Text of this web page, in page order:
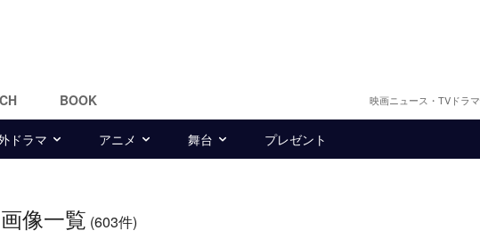
BOOK 映画ニュース・TVドラ
ドラマ アニメ 舞台 プレゼント
像一覧 (603件)